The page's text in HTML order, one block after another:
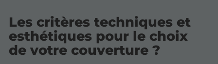
Les critères techniques et
esthétiques pour le choix
de votre couverture ?